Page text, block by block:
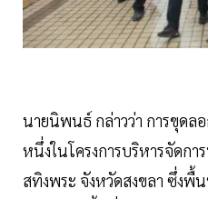
นายนิพนธ์ กล่าวว่า การขุดล
หนึ่งในโครงการบริหารจัดกา
สทิงพระ จังหวัดสงขลา ซึ่ง